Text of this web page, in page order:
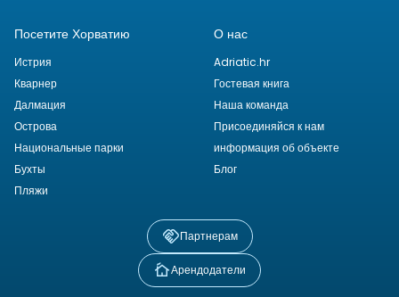
Посетите Хорватию
Истрия
Кварнер
Далмация
Острова
Национальные парки
Бухты
Пляжи
О нас
Adriatic.hr
Гостевая книга
Наша команда
Присоединяйся к нам
информация об объекте
Блог
Партнерам
Арендодатели